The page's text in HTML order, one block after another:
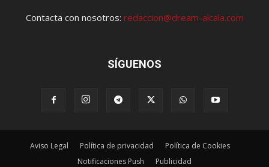
Contacta con nosotros: redaccion@dream-alcala.com
SÍGUENOS
Aviso Legal Política de privacidad
Política de Cookies
Notificaciones Push
Publicidad